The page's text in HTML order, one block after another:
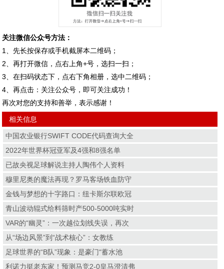
关注微信公众号方法：
1、先长按保存或手机截屏本二维码；
2、再打开微信，点右上角+号，选扫一扫；
3、在扫码状态下，点右下角相册，选中二维码；
4、再点击：关注公众号，即可关注成功！
再次对您的支持和善举，表示感谢！
相关信息
中国农业银行SWIFT CODE代码查询大全
2022年世界杯冠亚军及4强和8强名单
已故央视足球解说主持人陶伟个人资料
穆里尼奥的魔法再现？罗马客场铁血防守
金钱与梦想的十字路口：纽卡斯尔联欧冠
青山波动辊式给料筛时产500-5000吨实时
VAR的“幽灵”：一次越位划线失误，再次
从“场边风景”到“战术核心”：女教练
足球世界的“B队”现象：是豪门“蓄水池
利诺力挺老东家！预测马竞2-0皇马澄清弗